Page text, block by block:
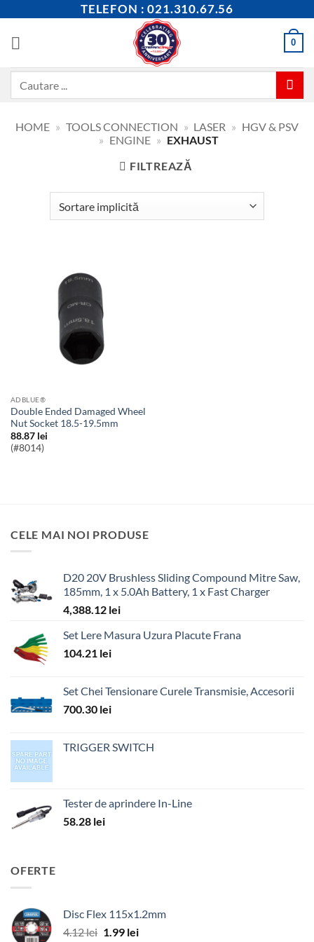
content
TELEFON : 021.310.67.56
0
HOME » TOOLS CONNECTION » LASER » HGV & PSV
» ENGINE » EXHAUST
FILTREAZĂ
ADBLUE®
Double Ended Damaged Wheel
Nut Socket 18.5-19.5mm
88.87 lei
(#8014)
CELE MAI NOI PRODUSE
D20 20V Brushless Sliding Compound Mitre Saw,
185mm, 1 x 5.0Ah Battery, 1 x Fast Charger
4,388.12 lei
Set Lere Masura Uzura Placute Frana
104.21 lei
Set Chei Tensionare Curele Transmisie, Accesorii
700.30 lei
TRIGGER SWITCH
Tester de aprindere In-Line
58.28 lei
OFERTE
Disc Flex 115x1.2mm
4.12lei Prețul
1.99 leiPrețul